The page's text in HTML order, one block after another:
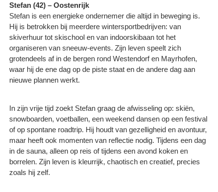
Stefan (42) – Oostenrijk
Stefan is een energieke ondernemer die altijd in beweging is.
Hij is betrokken bij meerdere wintersportbedrijven: van
skiverhuur tot skischool en van indoorskibaan tot het
organiseren van sneeuw-events. Zijn leven speelt zich
grotendeels af in de bergen rond Westendorf en Mayrhofen,
waar hij de ene dag op de piste staat en de andere dag aan
nieuwe plannen werkt.
In zijn vrije tijd zoekt Stefan graag de afwisseling op: skiën,
snowboarden, voetballen, een weekend dansen op een festival
of op spontane roadtrip. Hij houdt van gezelligheid en avontuur,
maar heeft ook momenten van reflectie nodig. Tijdens een dag
in de sauna, alleen op reis of tijdens een avond koken en
borrelen. Zijn leven is kleurrijk, chaotisch en creatief, precies
zoals hij zelf.